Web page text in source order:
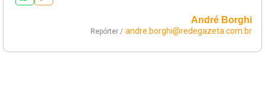
André Borghi
Repórter / andre.borghi@redegazeta.com.br